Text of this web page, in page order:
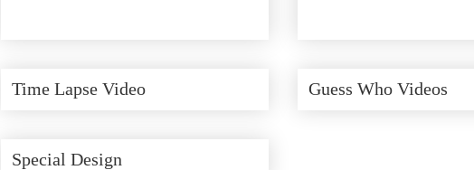
Time Lapse Video Guess Who Videos
Special Design